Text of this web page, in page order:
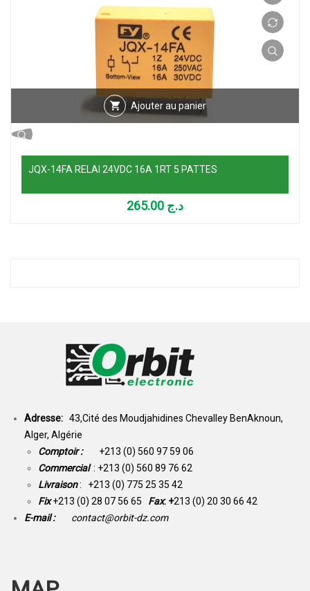
Ajouter au panier
JQX-14FA RELAI 24VDC 16A 1RT 5 PATTES
د.ج
Adresse: 43,Cité des Moudjahidines Chevalley BenAknoun,
Alger, Algérie
Comptoir : +213 (0) 560 97 59 06
Commercial : +213 (0) 560 89 76 62
Livraison: +213 (0) 775 25 35 42
Fix +213 (0) 28 07 56 65 Fax: +213 (0) 20 30 66 42
E-mail :
contact@orbit-dz.com